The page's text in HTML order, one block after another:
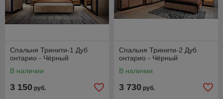
Спальня Тринити-1 Дуб
онтарио - Чёрный
В наличии
3 150 руб.
Спальня Тринити-2 Дуб
онтарио - Чёрный
В наличии
3 730 руб.